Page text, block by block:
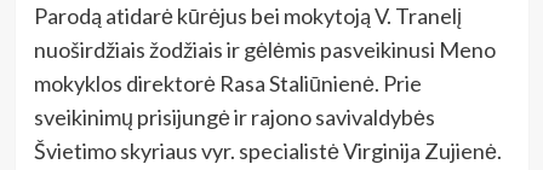
Parodą atidarė kūrėjus bei mokytoją V. Tranelį
nuoširdžiais žodžiais ir gėlėmis pasveikinusi Meno
mokyklos direktorė Rasa Staliūnienė. Prie
sveikinimų prisijungė ir rajono savivaldybės
Švietimo skyriaus vyr. specialistė Virginija Zujienė.